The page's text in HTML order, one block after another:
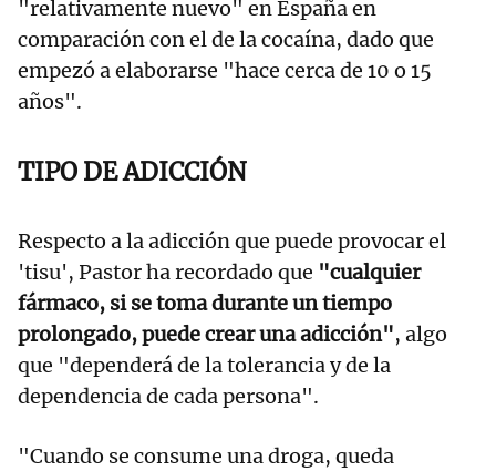
"relativamente nuevo" en España en
comparación con el de la cocaína, dado que
empezó a elaborarse "hace cerca de 10 o 15
años".
TIPO DE ADICCIÓN
Respecto a la adicción que puede provocar el
'tisu', Pastor ha recordado que "cualquier
fármaco, si se toma durante un tiempo
prolongado, puede crear una adicción", algo
que "dependerá de la tolerancia y de la
dependencia de cada persona".
"Cuando se consume una droga, queda